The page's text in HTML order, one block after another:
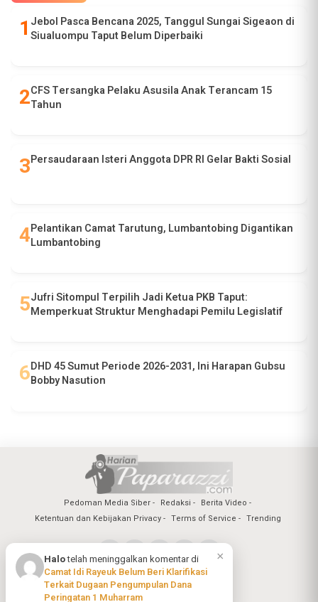
Jebol Pasca Bencana 2025, Tanggul Sungai Sigeaon di
Siualuompu Taput Belum Diperbaiki
CFS Tersangka Pelaku Asusila Anak Terancam 15
Tahun
Persaudaraan Isteri Anggota DPR RI Gelar Bakti Sosial
Pelantikan Camat Tarutung, Lumbantobing Digantikan
Lumbantobing
Jufri Sitompul Terpilih Jadi Ketua PKB Taput:
Memperkuat Struktur Menghadapi Pemilu Legislatif
DHD 45 Sumut Periode 2026-2031, Ini Harapan Gubsu
Bobby Nasution
Pedoman Media Siber Redaksi
Berita Video
Ketentuan dan Kebijakan Privacy
Terms of Service Trending
Copyright @2026 Harian Paparazzi
All Rights Reserved
×
Halotelah meninggalkan komentar di
Camat Idi Rayeuk Belum Beri Klarifikasi
Terkait Dugaan Pengumpulan Dana
Peringatan 1 Muharram